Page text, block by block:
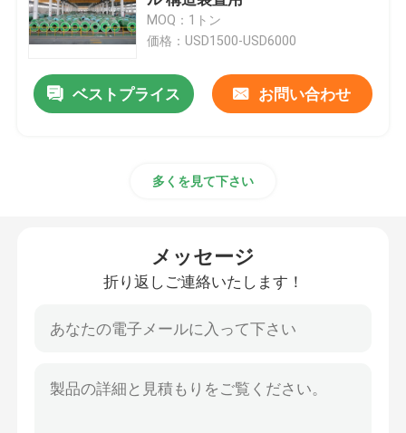
ステンレス鋼 シートのコイル
ステンレス鋼の棒
ステンレス鋼棒棒
304ステンレス鋼 シート
316ステンレスパイプ
MOQ：1トン
価格：USD1500-USD6000
ベストプライス お問い合わせ
多くを見て下さい
メッセージ
折り返しご連絡いたします！